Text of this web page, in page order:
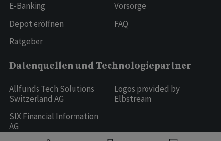
E-Banking
Depot eröffnen
Ratgeber
Vorsorge
FAQ
Datenquellen und Technologiepartner
Allfunds Tech Solutions
Switzerland AG
SIX Financial Information
AG
Logos provided by
Elbstream